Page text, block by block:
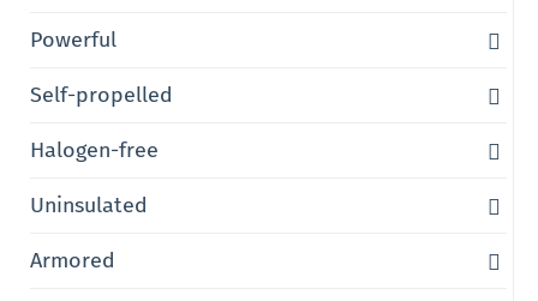
Powerful
Self-propelled
Halogen-free
Uninsulated
Armored